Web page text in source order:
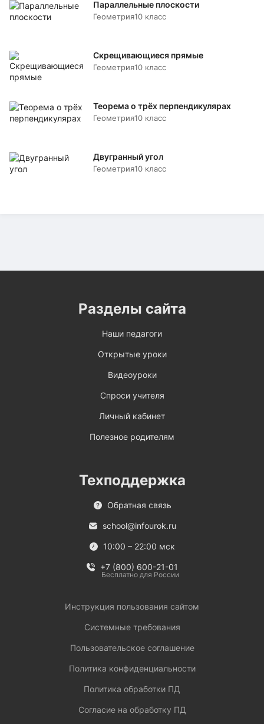
Параллельные плоскости
Геометрия10 класс
Скрещивающиеся прямые
Геометрия10 класс
Теорема о трёх перпендикулярах
Геометрия10 класс
Двугранный угол
Геометрия10 класс
Разделы сайта
Наши педагоги
Открытые уроки
Видеоуроки
Спроси учителя
Личный кабинет
Полезное родителям
Техподдержка
Обратная связь
school@infourok.ru
10:00 – 22:00 мск
+7 (800) 600-21-01
Бесплатно для России
Инструкция пользования сайтом
Системные требования
Пользовательское соглашение
Политика конфиденциальности
Политика обработки ПД
Согласие на обработку ПД